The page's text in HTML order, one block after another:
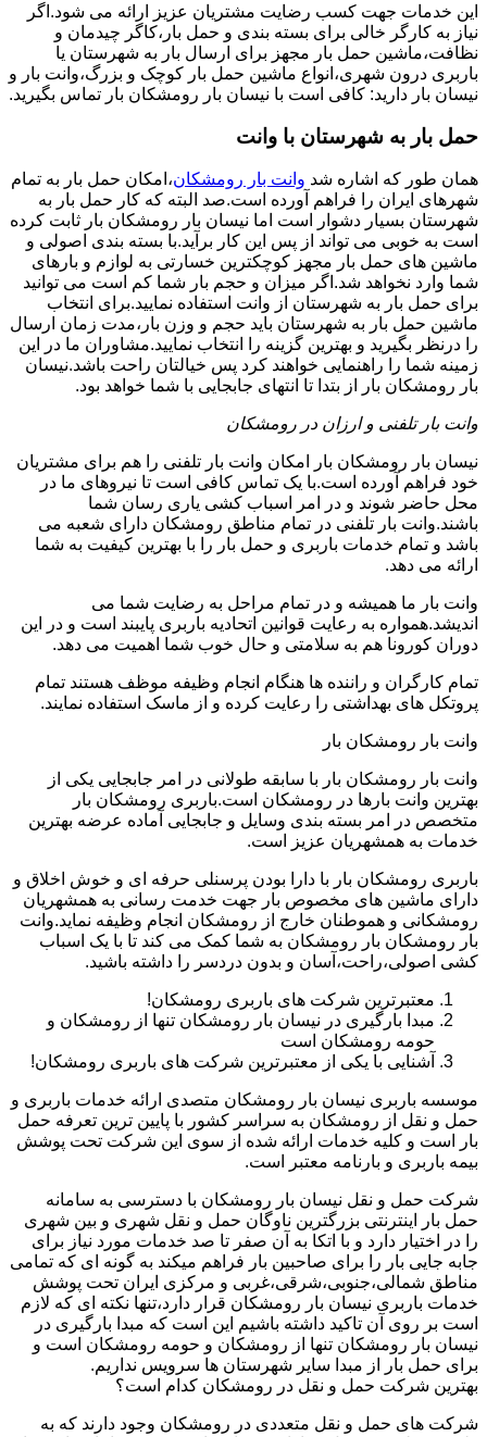
این خدمات جهت کسب رضایت مشتریان عزیز ارائه می شود.اگر
نیاز به کارگر خالی برای بسته بندی و حمل بار،کاگر چیدمان و
نظافت،ماشین حمل بار مجهز برای ارسال بار به شهرستان یا
باربری درون شهری،انواع ماشین حمل بار کوچک و بزرگ،وانت بار و
نیسان بار دارید: کافی است با نیسان بار رومشکان بار تماس بگیرید.
حمل بار به شهرستان با وانت
همان طور که اشاره شد وانت بار رومشکان،امکان حمل بار به تمام
شهرهای ایران را فراهم آورده است.صد البته که کار حمل بار به
شهرستان بسیار دشوار است اما نیسان بار رومشکان بار ثابت کرده
است به خوبی می تواند از پس این کار برآید.با بسته بندی اصولی و
ماشین های حمل بار مجهز کوچکترین خسارتی به لوازم و بارهای
شما وارد نخواهد شد.اگر میزان و حجم بار شما کم است می توانید
برای حمل بار به شهرستان از وانت استفاده نمایید.برای انتخاب
ماشین حمل بار به شهرستان باید حجم و وزن بار،مدت زمان ارسال
را درنظر بگیرید و بهترین گزینه را انتخاب نمایید.مشاوران ما در این
زمینه شما را راهنمایی خواهند کرد پس خیالتان راحت باشد.نیسان
بار رومشکان بار از بتدا تا انتهای جابجایی با شما خواهد بود.
وانت بار تلفنی و ارزان در رومشکان
نیسان بار رومشکان بار امکان وانت بار تلفنی را هم برای مشتریان
خود فراهم آورده است.با یک تماس کافی است تا نیروهای ما در
محل حاضر شوند و در امر اسباب کشی یاری رسان شما
باشند.وانت بار تلفنی در تمام مناطق رومشکان دارای شعبه می
باشد و تمام خدمات باربری و حمل بار را با بهترین کیفیت به شما
ارائه می دهد.
وانت بار ما همیشه و در تمام مراحل به رضایت شما می
اندیشد.همواره به رعایت قوانین اتحادیه باربری پایبند است و در این
دوران کورونا هم به سلامتی و حال خوب شما اهمیت می دهد.
تمام کارگران و راننده ها هنگام انجام وظیفه موظف هستند تمام
پروتکل های بهداشتی را رعایت کرده و از ماسک استفاده نمایند.
وانت بار رومشکان بار
وانت بار رومشکان بار با سابقه طولانی در امر جابجایی یکی از
بهترین وانت بارها در رومشکان است.باربری رومشکان بار
متخصص در امر بسته بندی وسایل و جابجایی آماده عرضه بهترین
خدمات به همشهریان عزیز است.
باربری رومشکان بار با دارا بودن پرسنلی حرفه ای و خوش اخلاق و
دارای ماشین های مخصوص بار جهت خدمت رسانی به همشهریان
رومشکانی و هموطنان خارج از رومشکان انجام وظیفه نماید.وانت
بار رومشکان بار رومشکان به شما کمک می کند تا با یک اسباب
کشی اصولی،راحت،آسان و بدون دردسر را داشته باشید.
معتبرترین شرکت های باربری رومشکان!
مبدا بارگیری در نیسان بار رومشکان تنها از رومشکان و
حومه رومشکان است
آشنایی با یکی از معتبرترین شرکت های باربری رومشکان!
موسسه باربری نیسان بار رومشکان متصدی ارائه خدمات باربری و
حمل و نقل از رومشکان به سراسر کشور با پایین ترین تعرفه حمل
بار است و کلیه خدمات ارائه شده از سوی این شرکت تحت پوشش
بیمه باربری و بارنامه معتبر است.
شرکت حمل و نقل نیسان بار رومشکان با دسترسی به سامانه
حمل بار اینترنتی بزرگترین ناوگان حمل و نقل شهری و بین شهری
را در اختیار دارد و با اتکا به آن صفر تا صد خدمات مورد نیاز برای
جابه جایی بار را برای صاحبین بار فراهم میکند به گونه ای که تمامی
مناطق شمالی،جنوبی،شرقی،غربی و مرکزی ایران تحت پوشش
خدمات باربری نیسان بار رومشکان قرار دارد،تنها نکته ای که لازم
است بر روی آن تاکید داشته باشیم این است که مبدا بارگیری در
نیسان بار رومشکان تنها از رومشکان و حومه رومشکان است و
برای حمل بار از مبدا سایر شهرستان ها سرویس نداریم.
بهترین شرکت حمل و نقل در رومشکان کدام است؟
شرکت های حمل و نقل متعددی در رومشکان وجود دارند که به